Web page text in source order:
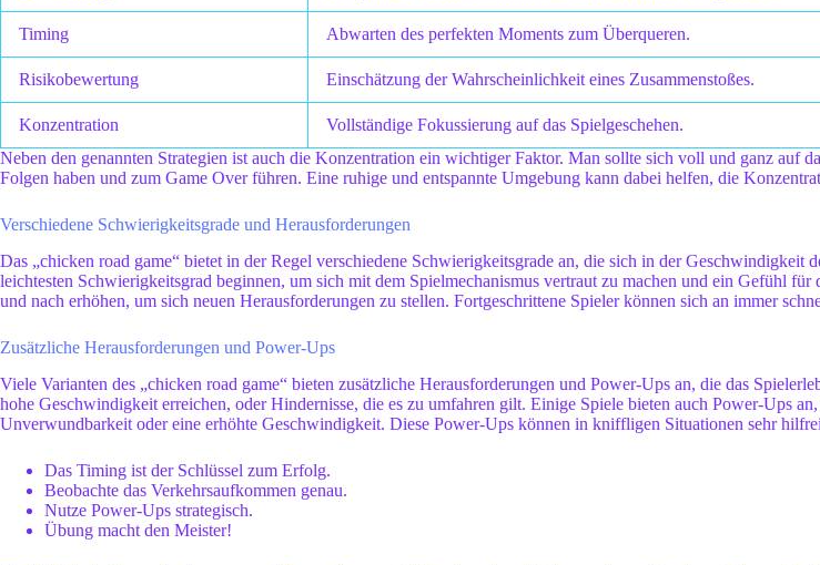
Timing Abwarten des perfekten Moments zum Überqueren.
Risikobewertung Einschätzung der Wahrscheinlichkeit eines Zusammenstoßes.
Konzentration Vollständige Fokussierung auf das Spielgeschehen.
Neben den genannten Strategien ist auch die Konzentration ein wichtiger Faktor. Man sollte sich voll und ganz auf
Folgen haben und zum Game Over führen. Eine ruhige und entspannte Umgebung kann dabei helfen, die
Verschiedene Schwierigkeitsgrade und Herausforderungen
Das „chicken road game“ bietet in der Regel verschiedene Schwierigkeitsgrade an, die sich in der
leichtesten Schwierigkeitsgrad beginnen, um sich mit dem Spielmechanismus vertraut zu machen und ein Gefühl
und nach erhöhen, um sich neuen Herausforderungen zu stellen. Fortgeschrittene Spieler können sich an immer
Zusätzliche Herausforderungen und Power-Ups
Viele Varianten des „chicken road game“ bieten zusätzliche Herausforderungen und Power-Ups an, die das
hohe Geschwindigkeit erreichen, oder Hindernisse, die es zu umfahren gilt. Einige Spiele bieten auch Power-Ups
Unverwundbarkeit oder eine erhöhte Geschwindigkeit. Diese Power-Ups können in kniffligen Situationen sehr
Das Timing ist der Schlüssel zum Erfolg.
Beobachte das Verkehrsaufkommen genau.
Nutze Power-Ups strategisch.
Übung macht den Meister!